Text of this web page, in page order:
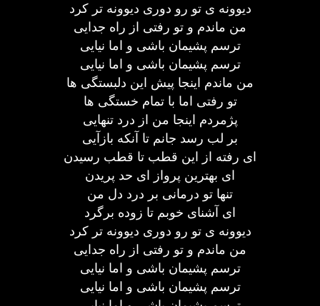
دیوونه ی تو رو دوری دیوونه تر کرد
من ماندم و تو رفتی از راه جدایی
ترسم پشیمان باشی و اما نیایی
ترسم پشیمان باشی و اما نیایی
من ماندم اینجا پیش این دلبستگی ها
تو رفتی اما با تمام خستگی ها
پژمردم اینجا من از درد تنهایی
بر لب رسد جانم تا آنکه بازآیی
ای رفته از این قطب تا قطب رسیدن
ای بهترین پرواز ای حد پریدن
تنها تو درمانی بر درد دل من
ای آشنای خوبم تا زوده برگرد
دیوونه ی تو رو دوری دیوونه تر کرد
من ماندم و تو رفتی از راه جدایی
ترسم پشیمان باشی و اما نیایی
ترسم پشیمان باشی و اما نیایی